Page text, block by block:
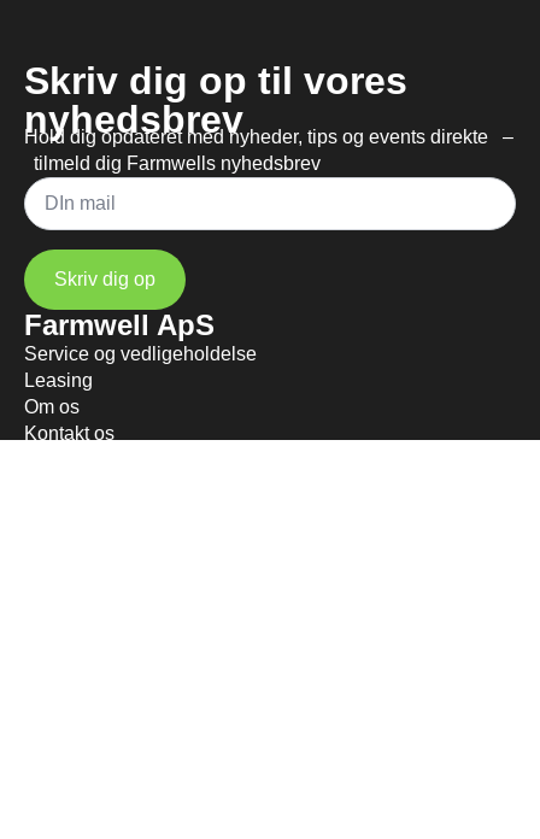
Skriv dig op til vores
nyhedsbrev
Hold dig opdateret med nyheder, tips og events direkte –
tilmeld dig Farmwells nyhedsbrev
Mail
Skriv dig op
Farmwell ApS
Service og vedligeholdelse
Leasing
Om os
Kontakt os